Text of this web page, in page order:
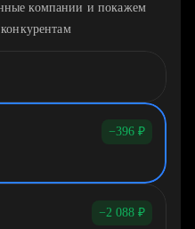
компании и покажем
−396 ₽
−2 088 ₽